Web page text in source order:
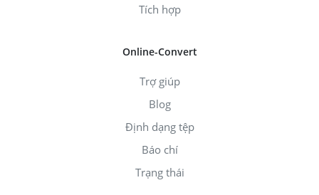
Tích hợp
Online-Convert
Trợ giúp
Blog
Định dạng tệp
Báo chí
Trạng thái